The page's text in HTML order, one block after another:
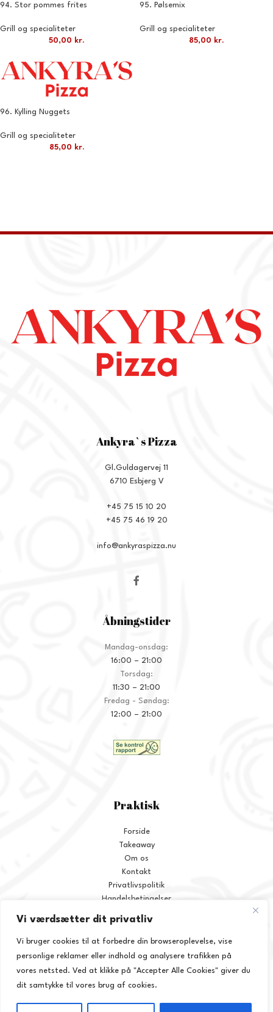
Vi værdsætter dit privatliv
Vi bruger cookies til at forbedre din browseroplevelse, vise
personlige reklamer eller indhold og analysere trafikken på
vores netsted. Ved at klikke på "Accepter Alle Cookies" giver du
dit samtykke til vores brug af cookies.
94. Stor pommes frites
Grill og specialiteter
50,00 kr.
95. Pølsemix
Grill og specialiteter
85,00 kr.
96. Kylling Nuggets
Grill og specialiteter
85,00 kr.
Ankyra`s Pizza
Gl.Guldagervej 11
6710 Esbjerg V
+45 75 15 10 20
+45 75 46 19 20
info@ankyraspizza.nu
Åbningstider
Mandag-onsdag:
16:00 – 21:00
Torsdag:
11:30 – 21:00
Fredag - Søndag:
12:00 – 21:00
Praktisk
Forside
Takeaway
Om os
Kontakt
Privatlivspolitik
Handelsbetingelser
Kontakt os hvis du har spørgsmål vedr. allergene ingredienser i vores
retter.